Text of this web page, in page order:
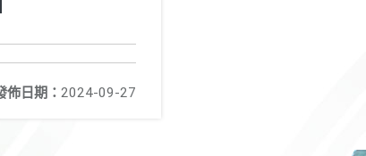
佈日期： 2024-09-27